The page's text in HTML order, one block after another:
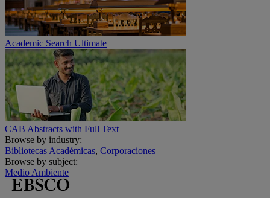
Academic Search Ultimate
CAB Abstracts with Full Text
Browse by industry:
Bibliotecas Académicas, Corporaciones
Browse by subject:
Medio Ambiente